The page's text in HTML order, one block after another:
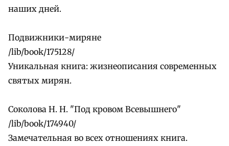
наших дней.
Подвижники-миряне
/lib/book/175128/
Уникальная книга: жизнеописания современных
святых мирян.
Соколова Н. Н. "Под кровом Всевышнего"
/lib/book/174940/
Замечательная во всех отношениях книга.